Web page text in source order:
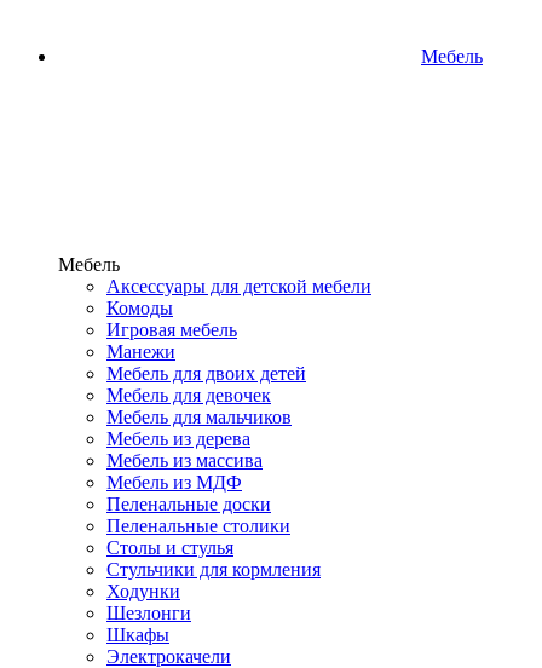
Мебель
Мебель
Аксессуары для детской мебели
Комоды
Игровая мебель
Манежи
Мебель для двоих детей
Мебель для девочек
Мебель для мальчиков
Мебель из дерева
Мебель из массива
Мебель из МДФ
Пеленальные доски
Пеленальные столики
Столы и стулья
Стульчики для кормления
Ходунки
Шезлонги
Шкафы
Электрокачели